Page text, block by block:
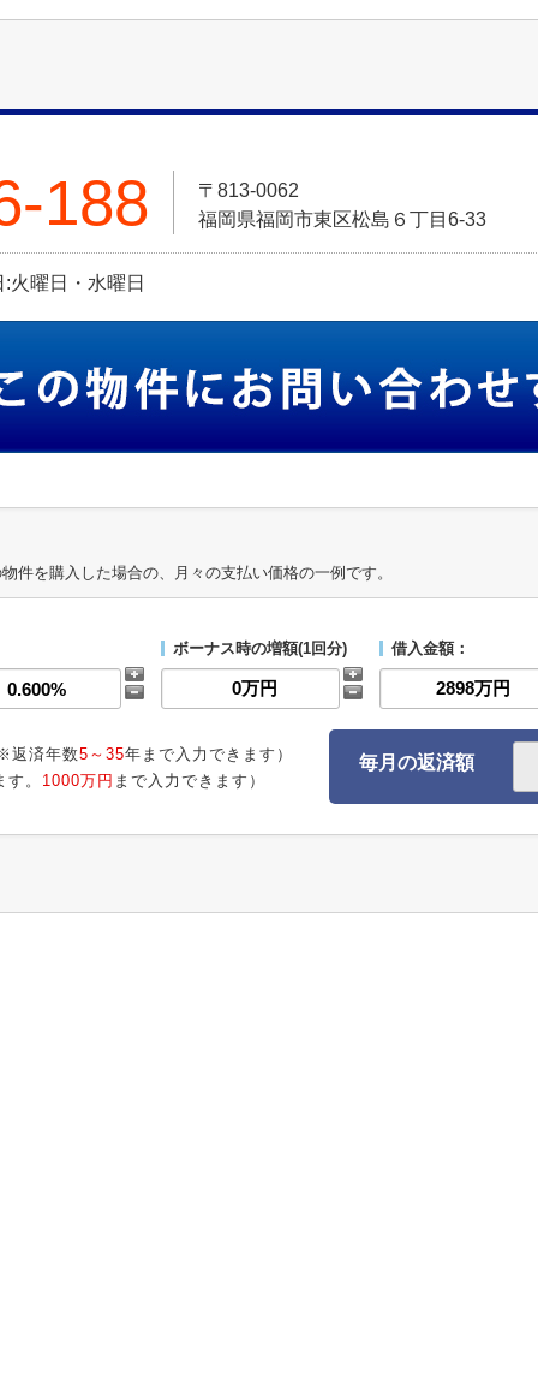
188
〒813-0062
福岡県福岡市東区松島６丁目6-33
火曜日・水曜日
件を購入した場合の、月々の支払い価格の一例です。
ボーナス時の増額(1回分) 借入金額：
済年数5～35年まで入力できます）
。 1000万円 まで入力できます）
毎月の返済額